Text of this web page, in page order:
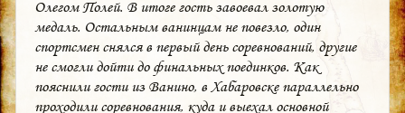
Олегом Полей. В итоге гость завоевал золотую
медаль. Остальным ванинцам не повезло, один
спортсмен снялся в первый день соревнований, другие
не смогли дойти до финальных поединков. Как
пояснили гости из Ванино, в Хабаровске параллельно
проходили соревнования, куда и выехал основной